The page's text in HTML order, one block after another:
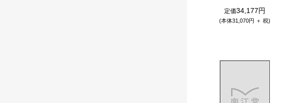
定価34,177円
(本体31,070円 ＋ 税)